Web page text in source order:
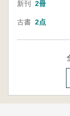
新刊 2冊
古書 2点